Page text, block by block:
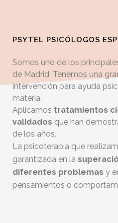
PSYTEL PSICÓLOGOS
Somos uno de los
de Madrid. Tenemos una
intervención para ayuda
materia.
Aplicamos tratamientos
validados que han
de los años.
La psicoterapia que
garantizada en la
diferentes problemas y
pensamientos o